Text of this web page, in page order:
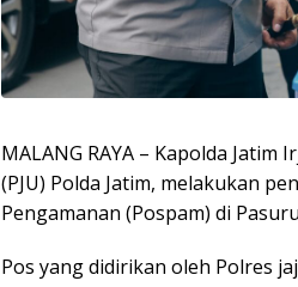
MALANG RAYA – Kapolda
(PJU) Polda Jatim, melakukan
Pengamanan (Pospam) di
Pos yang didirikan oleh Polres